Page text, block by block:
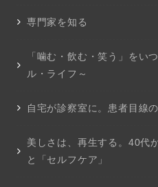
専門家を知る
「噛む・飲む・笑う」をい
ル・ライフ～
自宅が診察室に。患者目線
美しさは、再生する。40代
と「セルフケア」